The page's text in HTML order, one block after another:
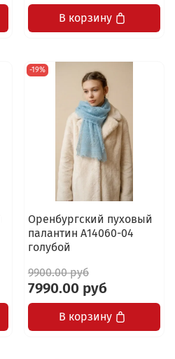
В корзину
-19%
Оренбургский пуховый
палантин А14060-04
голубой
9900.00 руб
7990.00 руб
В корзину